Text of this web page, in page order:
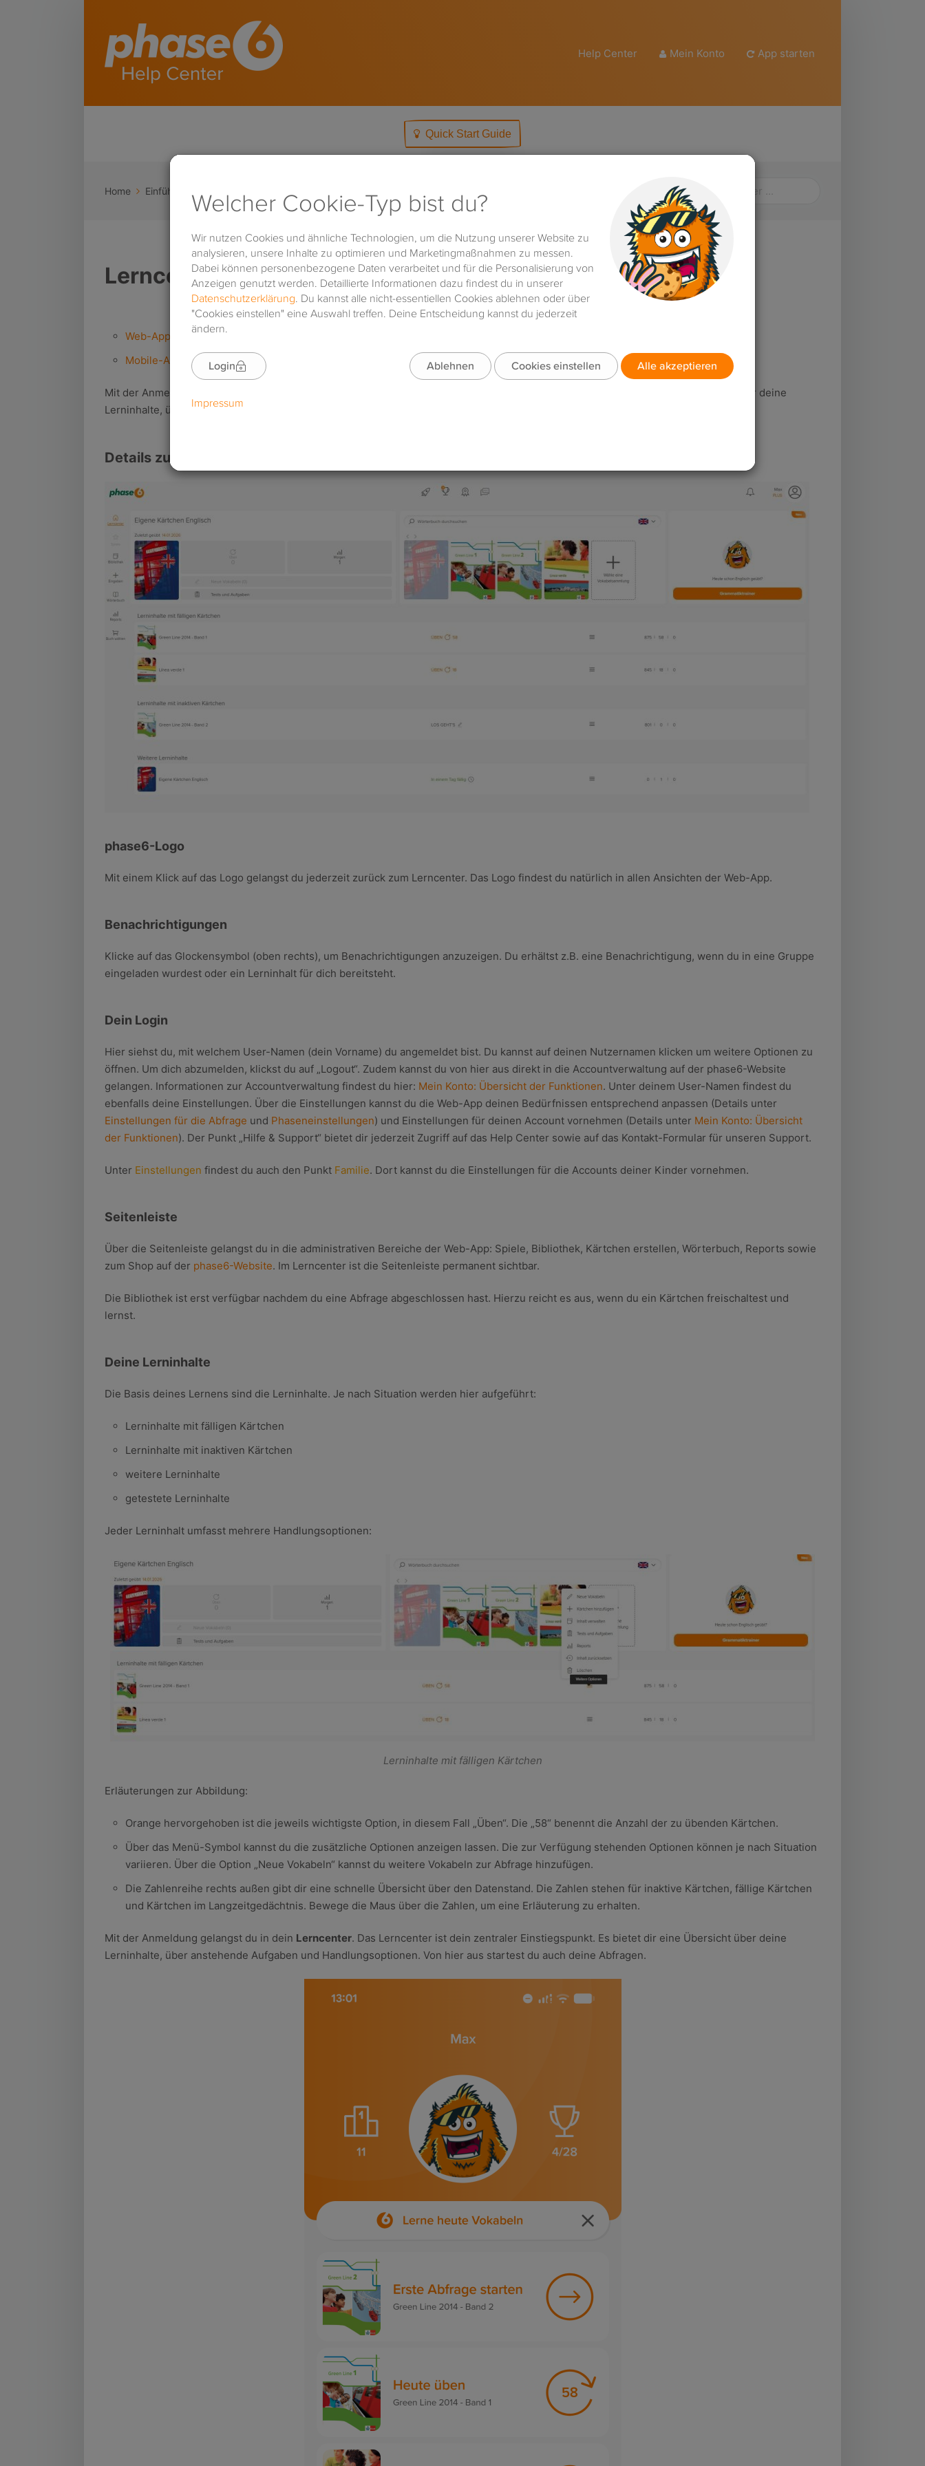
Help Center Mein Konto App starten
Quick Start Guide
Home Einführung
Lerncenter – Details zu den Elementen
Web-App
Mobile-App
Mit der Anmeldung gelangst du in dein
. Das Lerncenter ist dein zentraler Einstiegspunkt. Es bietet dir eine Übersicht über deine
Lerninhalte, über anstehende Aufgaben und Handlungsoptionen. Von hier aus startest du auch deine Abfragen.
Details zu den Elementen
phase6-Logo
Mit einem Klick auf das Logo gelangst du jederzeit zurück zum Lerncenter. Das Logo findest du natürlich in allen Ansichten der Web-App.
Benachrichtigungen
Klicke auf das Glockensymbol (oben rechts), um Benachrichtigungen anzuzeigen. Du erhältst z.B. eine Benachrichtigung, wenn du in eine Gruppe
eingeladen wurdest oder ein Lerninhalt für dich bereitsteht.
Dein Login
Hier siehst du, mit welchem User-Namen (dein Vorname) du angemeldet bist. Du kannst auf deinen Nutzernamen klicken um weitere Optionen zu
öffnen. Um dich abzumelden, klickst du auf „Logout“. Zudem kannst du von hier aus direkt in die Accountverwaltung auf der phase6-Website
gelangen. Informationen zur Accountverwaltung findest du hier: Mein Konto: Übersicht der Funktionen. Unter deinem User-Namen findest du
ebenfalls deine Einstellungen. Über die Einstellungen kannst du die Web-App deinen Bedürfnissen entsprechend anpassen (Details unter
Einstellungen für die Abfrage und Phaseneinstellungen) und Einstellungen für deinen Account vornehmen (Details unter Mein Konto: Übersicht
der Funktionen). Der Punkt „Hilfe & Support“ bietet dir jederzeit Zugriff auf das Help Center sowie auf das Kontakt-Formular für unseren Support.
Unter Einstellungen findest du auch den Punkt Familie. Dort kannst du die Einstellungen für die Accounts deiner Kinder vornehmen.
Seitenleiste
Über die Seitenleiste gelangst du in die administrativen Bereiche der Web-App: Spiele, Bibliothek, Kärtchen erstellen, Wörterbuch, Reports sowie
zum Shop auf der phase6-Website. Im Lerncenter ist die Seitenleiste permanent sichtbar.
Die Bibliothek ist erst verfügbar nachdem du eine Abfrage abgeschlossen hast. Hierzu reicht es aus, wenn du ein Kärtchen freischaltest und
lernst.
Deine Lerninhalte
Die Basis deines Lernens sind die Lerninhalte. Je nach Situation werden hier aufgeführt:
Lerninhalte mit fälligen Kärtchen
Lerninhalte mit inaktiven Kärtchen
weitere Lerninhalte
getestete Lerninhalte
Jeder Lerninhalt umfasst mehrere Handlungsoptionen:
Lerninhalte mit fälligen Kärtchen
Erläuterungen zur Abbildung:
Orange hervorgehoben ist die jeweils wichtigste Option, in diesem Fall „Üben“. Die „58“ benennt die Anzahl der zu übenden Kärtchen.
Über das Menü-Symbol kannst du die zusätzliche Optionen anzeigen lassen. Die zur Verfügung stehenden Optionen können je nach Situation
variieren. Über die Option „Neue Vokabeln“ kannst du weitere Vokabeln zur Abfrage hinzufügen.
Die Zahlenreihe rechts außen gibt dir eine schnelle Übersicht über den Datenstand. Die Zahlen stehen für inaktive Kärtchen, fällige Kärtchen
und Kärtchen im Langzeitgedächtnis. Bewege die Maus über die Zahlen, um eine Erläuterung zu erhalten.
Mit der Anmeldung gelangst du in dein Lerncenter. Das Lerncenter ist dein zentraler Einstiegspunkt. Es bietet dir eine Übersicht über deine
Lerninhalte, über anstehende Aufgaben und Handlungsoptionen. Von hier aus startest du auch deine Abfragen.